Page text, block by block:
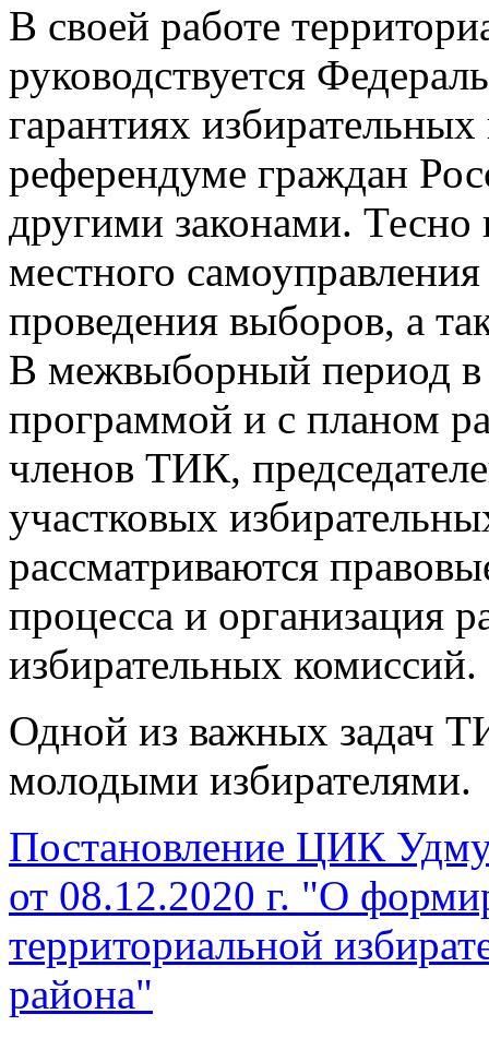
В своей работе
руководствуется
гарантиях
референдуме граждан
другими законами. Тесно
местного
проведения выборов, а
В межвыборный период в
программой и с планом
членов ТИК,
участковых
рассматриваются
процесса и организация
избирательных комиссий.
Одной из важных задач
молодыми избирателями.
Постановление ЦИК
от 08.12.2020 г. "О
территориальной
района"